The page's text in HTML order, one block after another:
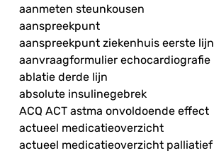
aanmeten steunkousen
aanspreekpunt
aanspreekpunt ziekenhuis eerste lijn
aanvraagformulier echocardiografie
ablatie derde lijn
absolute insulinegebrek
ACQ ACT astma onvoldoende effect
actueel medicatieoverzicht
actueel medicatieoverzicht palliatief